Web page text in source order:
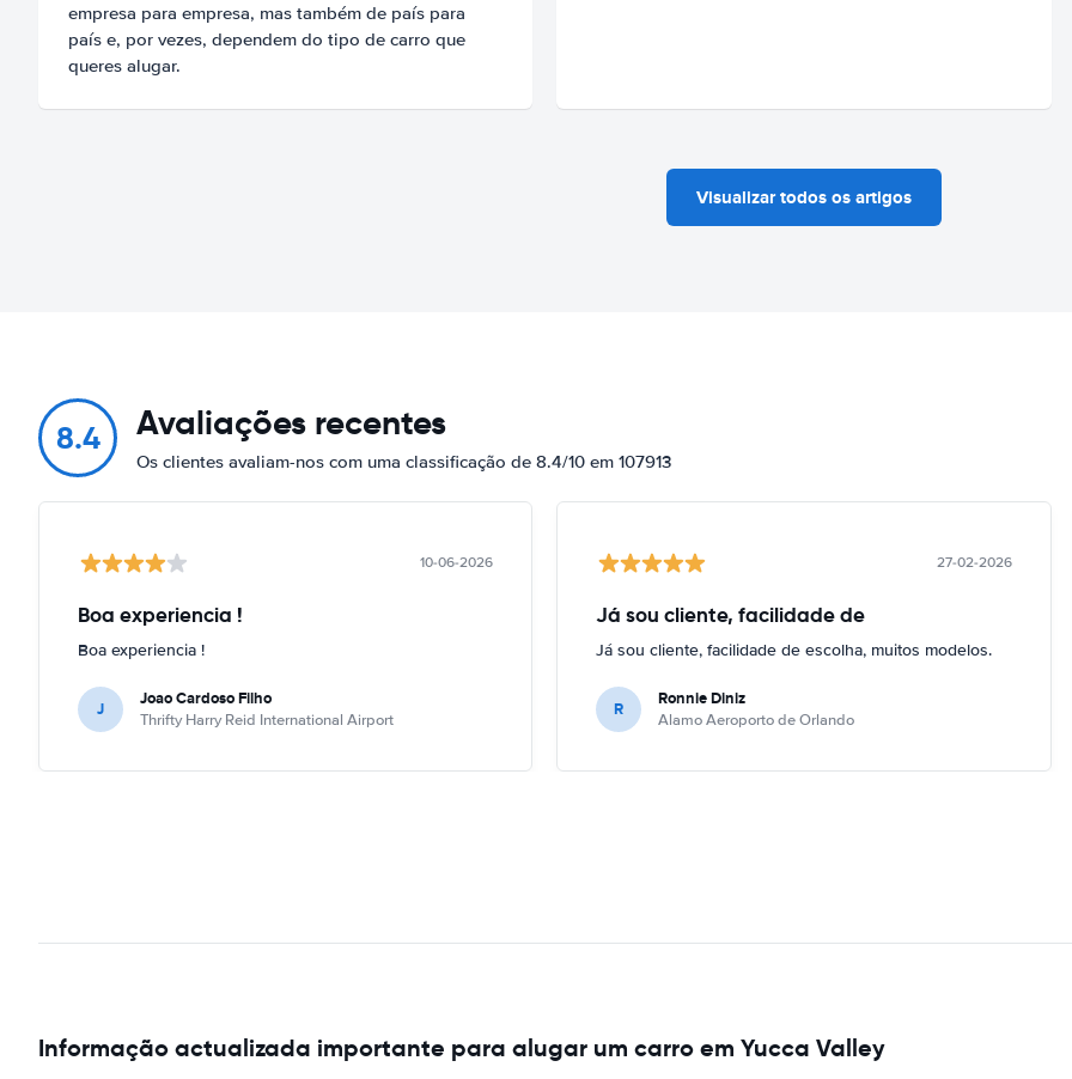
empresa para empresa, mas também de país para
país e, por vezes, dependem do tipo de carro que
queres alugar.
Visualizar todos os artigos
8.4 Avaliações recentes
Os clientes avaliam-nos com uma classificação de 8.4/10 em 107913
10-06-2026
Boa experiencia !
Boa experiencia !
J Joao Cardoso Filho
Thrifty Harry Reid International Airport
27-02-2026
Já sou cliente, facilidade de
Já sou cliente, facilidade de escolha, muitos modelos.
R Ronnie Diniz
Alamo Aeroporto de Orlando
Informação actualizada importante para alugar um carro em Yucca Valley